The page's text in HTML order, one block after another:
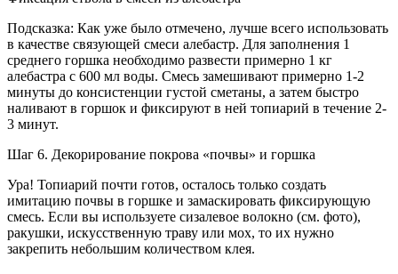
Подсказка: Как уже было отмечено, лучше всего использовать
в качестве связующей смеси алебастр. Для заполнения 1
среднего горшка необходимо развести примерно 1 кг
алебастра с 600 мл воды. Смесь замешивают примерно 1-2
минуты до консистенции густой сметаны, а затем быстро
наливают в горшок и фиксируют в ней топиарий в течение 2-
3 минут.
Шаг 6. Декорирование покрова «почвы» и горшка
Ура! Топиарий почти готов, осталось только создать
имитацию почвы в горшке и замаскировать фиксирующую
смесь. Если вы используете сизалевое волокно (см. фото),
ракушки, искусственную траву или мох, то их нужно
закрепить небольшим количеством клея.